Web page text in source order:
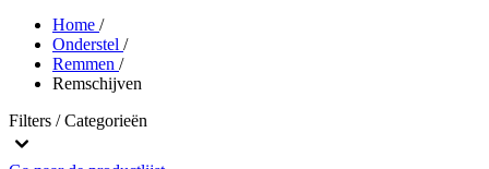
Home /
Onderstel /
Remmen /
Remschijven
Filters / Categorieën